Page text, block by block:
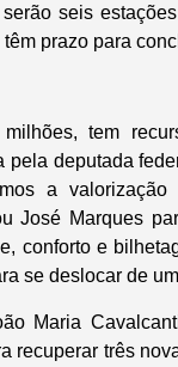
seis
prazo para
tem
deputada
a
José Marques
conforto e
se deslocar de
Maria
recuperar três